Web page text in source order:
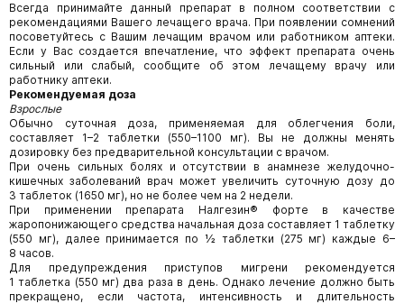
Всегда принимайте данный препарат в полном соответствии с
рекомендациями Вашего лечащего врача. При появлении сомнений
посоветуйтесь с Вашим лечащим врачом или работником аптеки.
Если у Вас создается впечатление, что эффект препарата очень
сильный или слабый, сообщите об этом лечащему врачу или
работнику аптеки.
Рекомендуемая доза
Взрослые
Обычно суточная доза, применяемая для облегчения боли,
составляет 1–2 таблетки (550–1100 мг). Вы не должны менять
дозировку без предварительной консультации с врачом.
При очень сильных болях и отсутствии в анамнезе желудочно-
кишечных заболеваний врач может увеличить суточную дозу до
3 таблеток (1650 мг), но не более чем на 2 недели.
При применении препарата Налгезин® форте в качестве
жаропонижающего средства начальная доза составляет 1 таблетку
(550 мг), далее принимается по ½ таблетки (275 мг) каждые 6–
8 часов.
Для предупреждения приступов мигрени рекомендуется
1 таблетка (550 мг) два раза в день. Однако лечение должно быть
прекращено, если частота, интенсивность и длительность